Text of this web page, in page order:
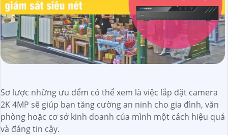
Sơ lược những ưu đểm có thể xem là việc lắp đặt camera
2K 4MP sẽ giúp bạn tăng cường an ninh cho gia đình, văn
phòng hoặc cơ sở kinh doanh của mình một cách hiệu quả
và đáng tin cậy.